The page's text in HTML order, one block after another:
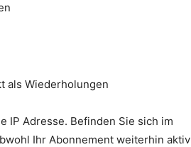
als Wiederholungen
IP Adresse. Befinden Sie sich im
Ihr Abonnement weiterhin aktiv